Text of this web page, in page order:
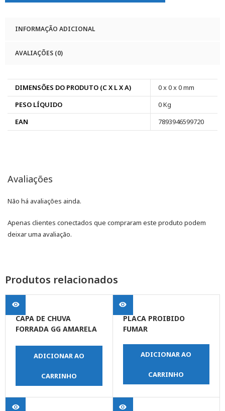
INFORMAÇÃO ADICIONAL
AVALIAÇÕES (0)
DIMENSÕES DO PRODUTO (C X L X A)
0 x 0 x 0 mm
PESO LÍQUIDO
0 Kg
EAN
7893946599720
Avaliações
Não há avaliações ainda.
Apenas clientes conectados que compraram este produto podem
deixar uma avaliação.
Produtos relacionados
CAPA DE CHUVA
FORRADA GG AMARELA
ADICIONAR AO
CARRINHO
PLACA PROIBIDO
FUMAR
ADICIONAR AO
CARRINHO